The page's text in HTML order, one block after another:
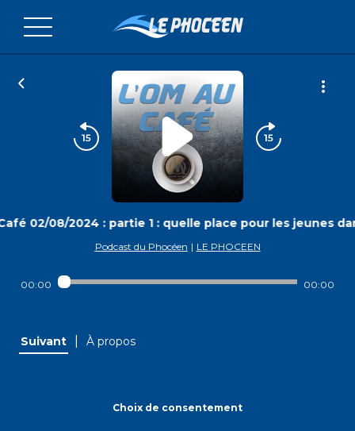
02/08/2024 : partie 1 : quelle place pour les jeunes
Podcast du Phocéen | LE PHOCEEN
00:00 00:00
Suivant À propos
Choix de consentement